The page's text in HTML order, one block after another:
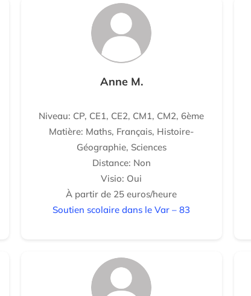
Anne M.
Niveau: CP, CE1, CE2, CM1, CM2, 6ème
Matière: Maths, Français, Histoire-
Géographie, Sciences
Distance: Non
Visio: Oui
À partir de 25 euros/heure
Soutien scolaire dans le Var – 83